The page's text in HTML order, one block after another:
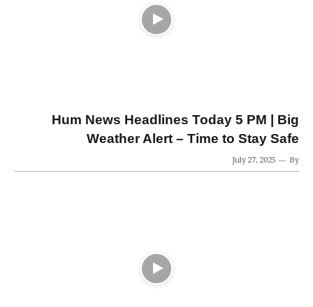
Hum News Headlines Today 5 PM | Big
Weather Alert – Time to Stay Safe
July 27, 2025 By